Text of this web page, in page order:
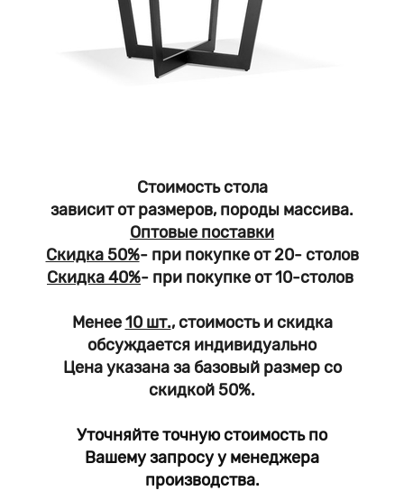
От 13000 р.
Выбор размеров и цветов
Стоимость стола
зависит от размеров, породы массива.
Оптовые поставки
Скидка 50%- при покупке от 20- столов
Скидка 40%- при покупке от 10-столов
Менее10 шт., стоимость и скидка
обсуждается индивидуально
Цена указана за базовый размер со
скидкой 50%.
Уточняйте точную стоимость по
Вашему запросу у менеджера
производства.